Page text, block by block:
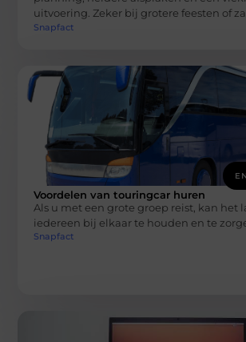
uitvoering. Zeker bij grotere feesten of
Snapfact
Voordelen van touringcar huren
Als u met een grote groep reist, kan het
iedereen bij elkaar te houden en te
Snapfact